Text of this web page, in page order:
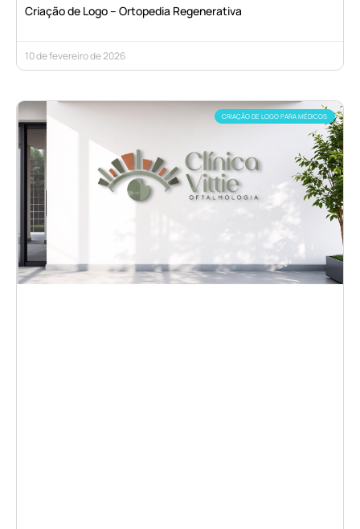
Criação de Logo – Ortopedia Regenerativa
10 de fevereiro de 2026
CRIAÇÃO DE LOGO PARA MÉDICOS